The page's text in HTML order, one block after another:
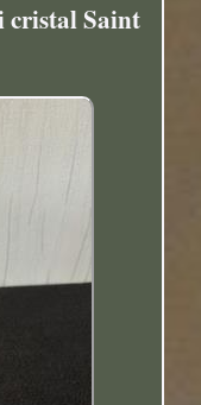
cristal Saint